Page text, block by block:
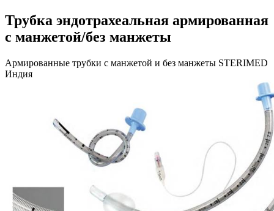
Трубка эндотрахеальная армированная
с манжетой/без манжеты
Армированные трубки с манжетой и без манжеты STERIMED
Индия